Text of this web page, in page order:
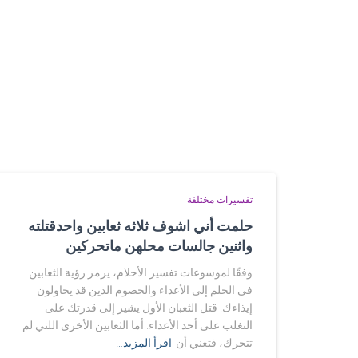
تفسيرات مختلفة
حلمت أني اشوف ثلاثه ثعابين واحدقتلته
واثنين جالسات محلهن ماتحركين
وفقًا لموسوعات تفسير الأحلام، يرمز رؤية الثعابين
في الحلم إلى الأعداء والخصوم الذين قد يحاولون
إيذاءك. قتل الثعبان الأول يشير إلى قدرتك على
التغلب على أحد الأعداء. أما الثعابين الأخرى اللتي لم
تتحرك، فتعني أن اقرأ المزيد…